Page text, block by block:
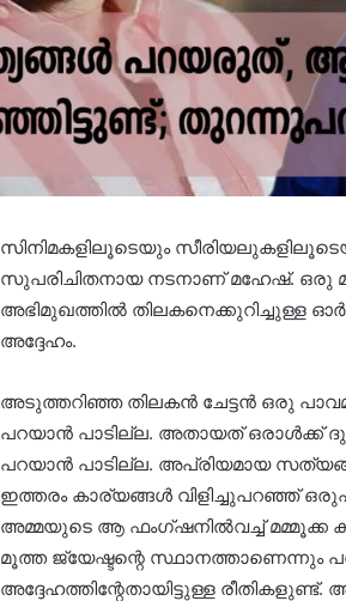
സിനിമകളിലൂടെയും
സുപരിചിതനായ നടനാണ് മഹേഷ്. ഒരു
അഭിമുഖത്തിൽ തിലകനെക്കുറിച്ചുള്ള
അദ്ദേഹം.
അടുത്തറിഞ്ഞ തിലകൻ ചേട്ടൻ ഒരു
പറയാൻ പാടില്ല. അതായത്
പറയാൻ പാടില്ല. അപ്രിയമായ
ഇത്തരം കാര്യങ്ങൾ വിളിച്ചുപറഞ്ഞ്
അമ്മയുടെ ആ ഫംഗ്ഷനിൽവച്ച് മമ്മൂക്ക
മൂത്ത ജ്യേഷ്ടന്റെ സ്ഥാനത്താണെന്നും
അദ്ദേഹത്തിന്റേതായിട്ടുള്ള രീതികളുണ്ട്.